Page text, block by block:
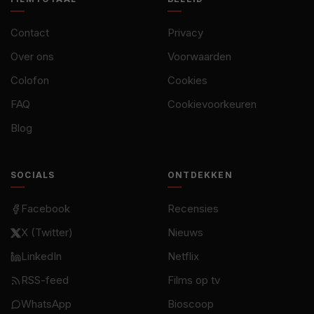
Contact
Over ons
Colofon
FAQ
Blog
Privacy
Voorwaarden
Cookies
Cookievoorkeuren
SOCIALS
Facebook
X (Twitter)
LinkedIn
RSS-feed
WhatsApp
ONTDEKKEN
Recensies
Nieuws
Netflix
Films op tv
Bioscoop